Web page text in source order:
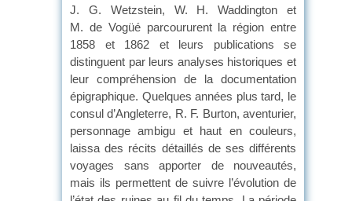
J. G. Wetzstein, W. H. Waddington et
M. de Vogüé parcoururent la région entre
1858 et 1862 et leurs publications se
distinguent par leurs analyses historiques et
leur compréhension de la documentation
épigraphique. Quelques années plus tard, le
consul d’Angleterre, R. F. Burton, aventurier,
personnage ambigu et haut en couleurs,
laissa des récits détaillés de ses différents
voyages sans apporter de nouveautés,
mais ils permettent de suivre l’évolution de